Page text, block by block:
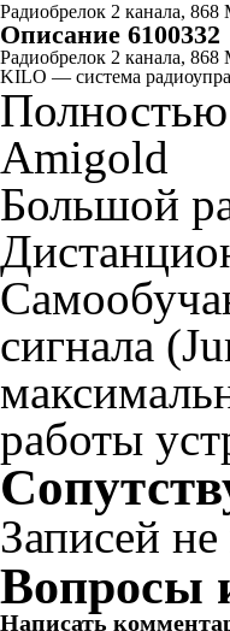
Радиобрелок 2 канала,
Описание 6100332
Радиобрелок 2 канала,
KILO — система
Amigold
Большой
сигнала
работы
Записей
Вопросы
Написать